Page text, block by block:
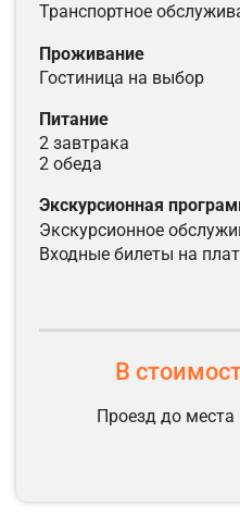
транспортное
проживание
гостиница на выбор
питание
2 завтрака
2 обеда
экскурсионная
экскурсионное
входные билеты на
В
Проезд до